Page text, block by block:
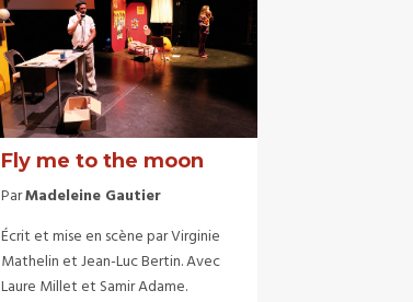
Fly me to the moon
ParMadeleine Gautier
Écrit et mise en scène par Virginie
Mathelin et Jean-Luc Bertin. Avec
Laure Millet et Samir Adame.